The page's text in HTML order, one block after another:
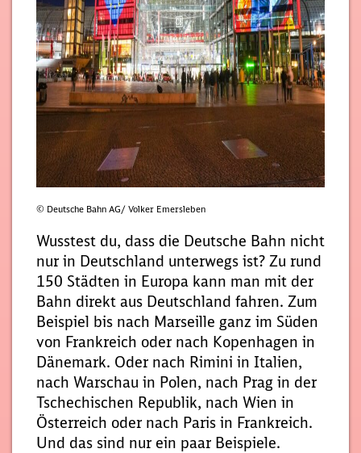
© Deutsche Bahn AG/ Volker Emersleben
Wusstest du, dass die Deutsche Bahn nicht
nur in Deutschland unterwegs ist? Zu rund
150 Städten in Europa kann man mit der
Bahn direkt aus Deutschland fahren. Zum
Beispiel bis nach Marseille ganz im Süden
von Frankreich oder nach Kopenhagen in
Dänemark. Oder nach Rimini in Italien,
nach Warschau in Polen, nach Prag in der
Tschechischen Republik, nach Wien in
Österreich oder nach Paris in Frankreich.
Und das sind nur ein paar Beispiele.